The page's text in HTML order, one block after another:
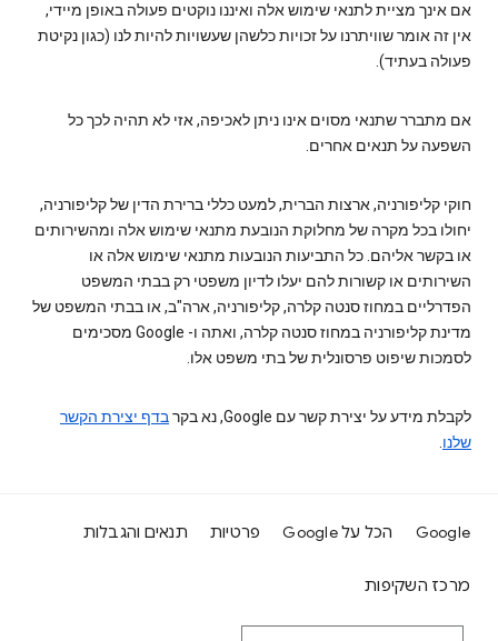
אם אינך מציית לתנאי שימוש אלה ואיננו נוקטים פעולה באופן מיידי,
אין זה אומר שוויתרנו על זכויות כלשהן שעשויות להיות לנו (כגון נקיטת
פעולה בעתיד).
אם מתברר שתנאי מסוים אינו ניתן לאכיפה, אזי לא תהיה לכך כל
השפעה על תנאים אחרים.
חוקי קליפורניה, ארצות הברית, למעט כללי ברירת הדין של קליפורניה,
יחולו בכל מקרה של מחלוקת הנובעת מתנאי שימוש אלה ומהשירותים
או בקשר אליהם. כל התביעות הנובעות מתנאי שימוש אלה או
השירותים או קשורות להם יעלו לדיון משפטי רק בבתי המשפט
הפדרליים במחוז סנטה קלרה, קליפורניה, ארה"ב, או בבתי המשפט של
מדינת קליפורניה במחוז סנטה קלרה, ואתה ו- Google מסכימים
לסמכות שיפוט פרסונלית של בתי משפט אלו.
לקבלת מידע על יצירת קשר עם Google, נא בקר
בדף יצירת הקשר
שלנו‎.
Google הכל על Google פרטיות תנאים והגבלות
מרכז השקיפות